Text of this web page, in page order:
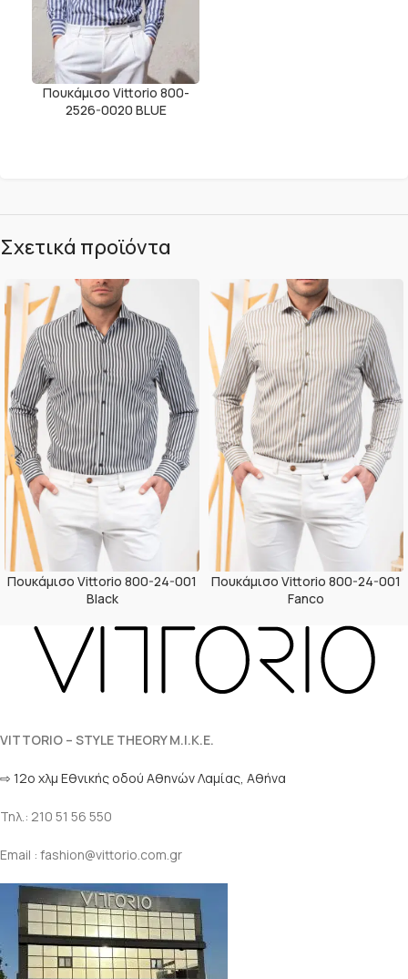
Πουκάμισο Vittorio 800-
2526-0020 BLUE
Σχετικά προϊόντα
Πουκάμισο Vittorio 800-24-001
Black
Πουκάμισο Vittorio 800-24-001
Fanco
VITTORIO – STYLE THEORY M.I.K.E.
⇨ 12ο χλμ Eθνικής οδού Αθηνών Λαμίας, Αθήνα
Τηλ.: 210 51 56 550
Email : fashion@vittorio.com.gr